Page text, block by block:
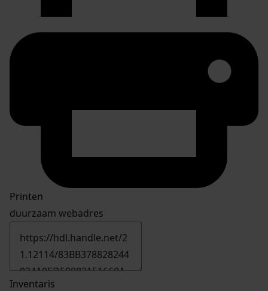
Printen
duurzaam webadres
Inventaris